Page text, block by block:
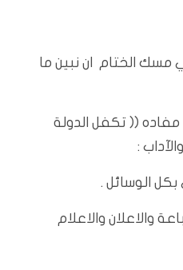
الختام ان نبين ما
ما مفاده (( تكفل الدولة
:
بكل الوسائل .
والاعلان والاعلام